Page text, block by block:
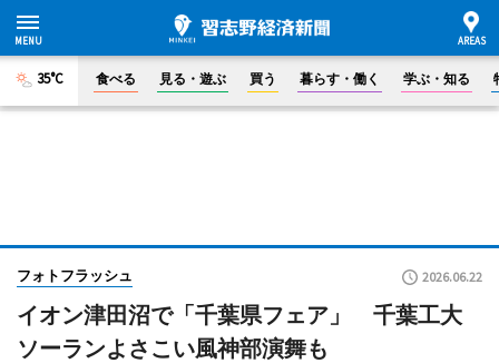
35°C 食べる 見る・遊ぶ 買う 暮らす・働く 学ぶ・知る
フォトフラッシュ 2026.06.22
イオン津田沼で「千葉県フェア」 千葉工大
ソーランよさこい風神部演舞も